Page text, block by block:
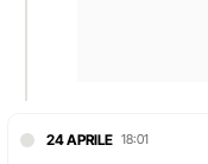
24 APRILE 18:01